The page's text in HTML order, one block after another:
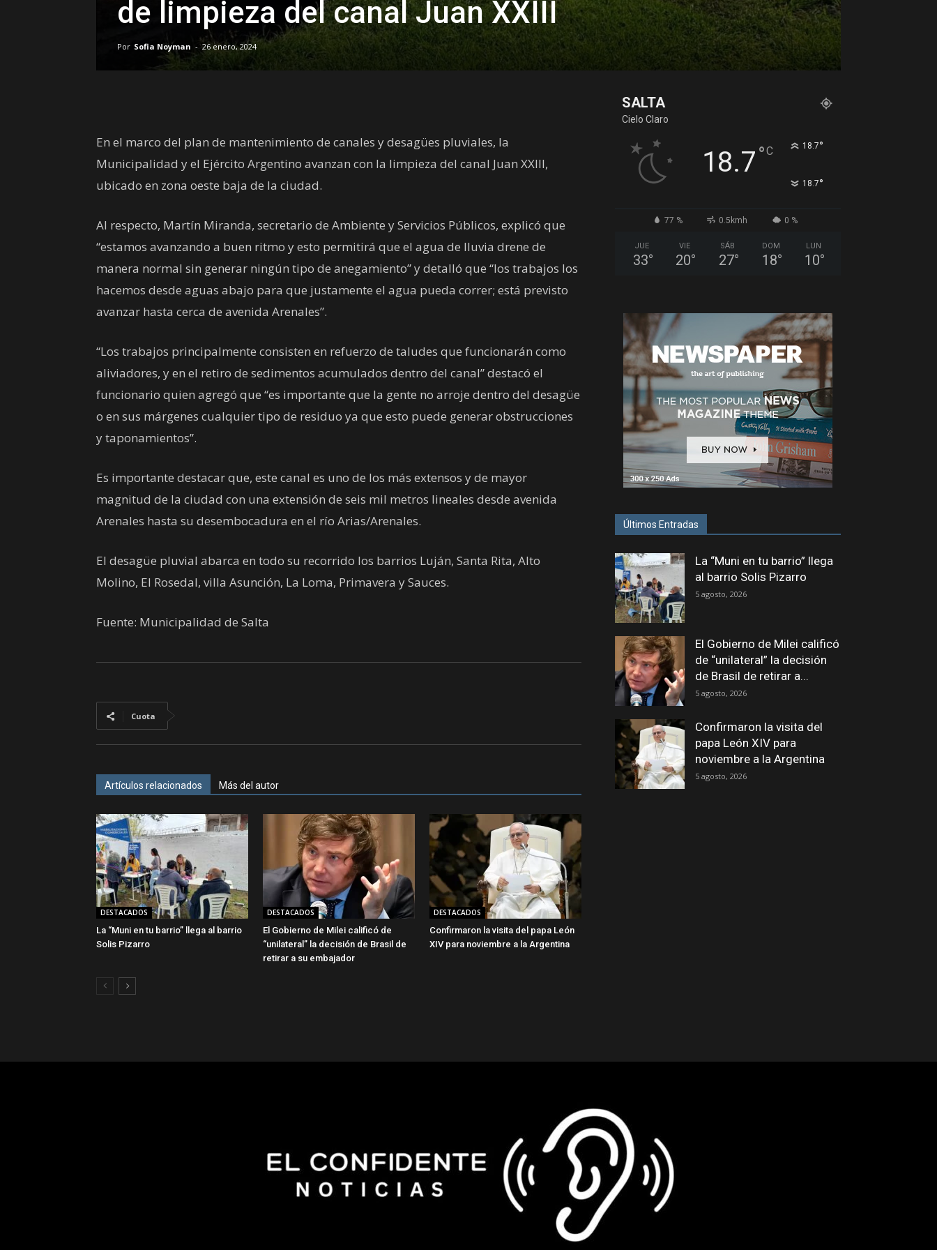
de limpieza del canal Juan XXIII
Por Sofia Noyman - 26 enero, 2024
En el marco del plan de mantenimiento de canales y desagües pluviales, la
Municipalidad y el Ejército Argentino avanzan con la limpieza del canal Juan XXIII,
ubicado en zona oeste baja de la ciudad.
Al respecto, Martín Miranda, secretario de Ambiente y Servicios Públicos, explicó que
“estamos avanzando a buen ritmo y esto permitirá que el agua de lluvia drene de
manera normal sin generar ningún tipo de anegamiento” y detalló que “los trabajos los
hacemos desde aguas abajo para que justamente el agua pueda correr; está previsto
avanzar hasta cerca de avenida Arenales”.
“Los trabajos principalmente consisten en refuerzo de taludes que funcionarán como
aliviadores, y en el retiro de sedimentos acumulados dentro del canal” destacó el
funcionario quien agregó que “es importante que la gente no arroje dentro del desagüe
o en sus márgenes cualquier tipo de residuo ya que esto puede generar obstrucciones
y taponamientos”.
Es importante destacar que, este canal es uno de los más extensos y de mayor
magnitud de la ciudad con una extensión de seis mil metros lineales desde avenida
Arenales hasta su desembocadura en el río Arias/Arenales.
El desagüe pluvial abarca en todo su recorrido los barrios Luján, Santa Rita, Alto
Molino, El Rosedal, villa Asunción, La Loma, Primavera y Sauces.
Fuente: Municipalidad de Salta
Cuota
Artículos relacionados Más del autor
DESTACADOS
La “Muni en tu barrio” llega al barrio
Solis Pizarro
DESTACADOS
El Gobierno de Milei calificó de
“unilateral” la decisión de Brasil de
retirar a su embajador
DESTACADOS
Confirmaron la visita del papa León
XIV para noviembre a la Argentina
SALTA
Cielo Claro
18.7°C 18.7°
18.7°
77 % 0.5kmh 0 %
JUE
33°
VIE
20°
SÁB
27°
DOM
18°
LUN
10°
Últimos Entradas
La “Muni en tu barrio” llega
al barrio Solis Pizarro
5 agosto, 2026
El Gobierno de Milei calificó
de “unilateral” la decisión
de Brasil de retirar a...
5 agosto, 2026
Confirmaron la visita del
papa León XIV para
noviembre a la Argentina
5 agosto, 2026